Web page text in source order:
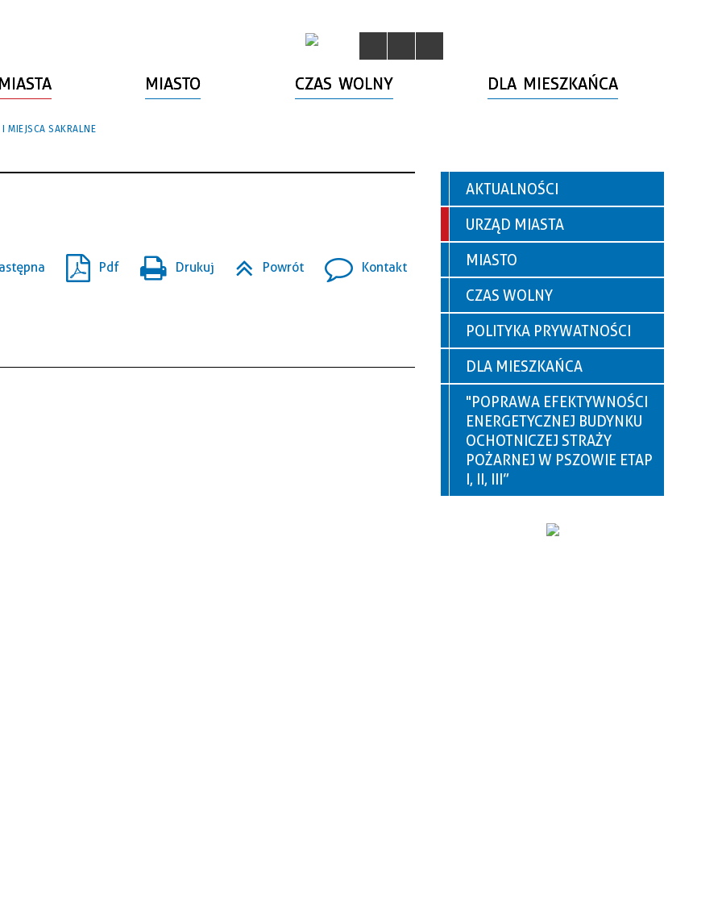
MIASTO CZAS WOLNY DLA MIESZKAŃCA
MIEJSCA SAKRALNE
Pdf Drukuj Powrót Kontakt
AKTUALNOŚCI
URZĄD MIASTA
MIASTO
CZAS WOLNY
POLITYKA PRYWATNOŚCI
DLA MIESZKAŃCA
"POPRAWA EFEKTYWNOŚCI
ENERGETYCZNEJ BUDYNKU
OCHOTNICZEJ STRAŻY
POŻARNEJ W PSZOWIE ETAP
I, II, III”